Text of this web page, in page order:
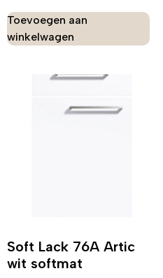
Toevoegen aan
winkelwagen
Soft Lack 76A Artic
wit softmat